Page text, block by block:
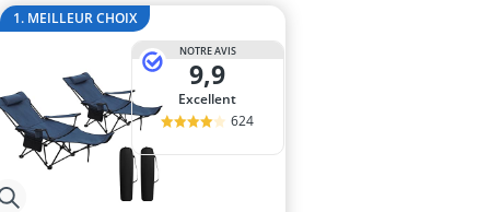
1. MEILLEUR CHOIX
NOTRE AVIS
9,9
Excellent
624